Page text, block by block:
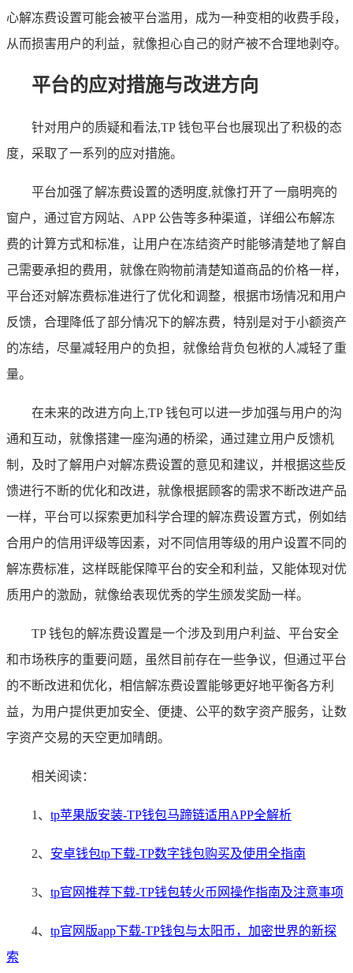
心解冻费设置可能会被平台滥用，成为一种变相的收费手段，
从而损害用户的利益，就像担心自己的财产被不合理地剥夺。
平台的应对措施与改进方向
针对用户的质疑和看法,TP 钱包平台也展现出了积极的态
度，采取了一系列的应对措施。
平台加强了解冻费设置的透明度,就像打开了一扇明亮的
窗户，通过官方网站、APP 公告等多种渠道，详细公布解冻
费的计算方式和标准，让用户在冻结资产时能够清楚地了解自
己需要承担的费用，就像在购物前清楚知道商品的价格一样，
平台还对解冻费标准进行了优化和调整，根据市场情况和用户
反馈，合理降低了部分情况下的解冻费，特别是对于小额资产
的冻结，尽量减轻用户的负担，就像给背负包袱的人减轻了重
量。
在未来的改进方向上,TP 钱包可以进一步加强与用户的沟
通和互动，就像搭建一座沟通的桥梁，通过建立用户反馈机
制，及时了解用户对解冻费设置的意见和建议，并根据这些反
馈进行不断的优化和改进，就像根据顾客的需求不断改进产品
一样，平台可以探索更加科学合理的解冻费设置方式，例如结
合用户的信用评级等因素，对不同信用等级的用户设置不同的
解冻费标准，这样既能保障平台的安全和利益，又能体现对优
质用户的激励，就像给表现优秀的学生颁发奖励一样。
TP 钱包的解冻费设置是一个涉及到用户利益、平台安全
和市场秩序的重要问题，虽然目前存在一些争议，但通过平台
的不断改进和优化，相信解冻费设置能够更好地平衡各方利
益，为用户提供更加安全、便捷、公平的数字资产服务，让数
字资产交易的天空更加晴朗。
相关阅读：
1、 tp苹果版安装-TP钱包马蹄链适用APP全解析
2、 安卓钱包tp下载-TP数字钱包购买及使用全指南
3、 tp官网推荐下载-TP钱包转火币网操作指南及注意事项
4、 tp官网版app下载-TP钱包与太阳币，加密世界的新探
索